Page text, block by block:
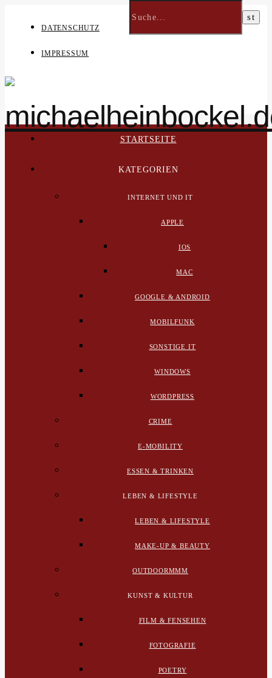
DATENSCHUTZ
IMPRESSUM
STARTSEITE
KATEGORIEN
INTERNET UND IT
APPLE
IOS
MAC
GOOGLE & ANDROID
MOBILFUNK
SONSTIGE IT
WINDOWS
WORDPRESS
CRIME
E-MOBILITY
ESSEN & TRINKEN
LEBEN & LIFESTYLE
LEBEN & LIFESTYLE
MAKE-UP & BEAUTY
OUTDOORMMM
KUNST & KULTUR
FILM & FENSEHEN
FOTOGRAFIE
POETRY